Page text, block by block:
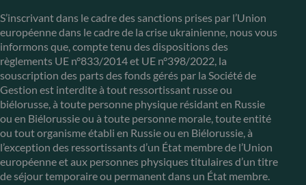
S’inscrivant dans le cadre des sanctions prises par l’Union
européenne dans le cadre de la crise ukrainienne, nous vous
informons que, compte tenu des dispositions des
règlements UE n°833/2014 et UE n°398/2022, la
souscription des parts des fonds gérés par la Société de
Gestion est interdite à tout ressortissant russe ou
biélorusse, à toute personne physique résidant en Russie
ou en Biélorussie ou à toute personne morale, toute entité
ou tout organisme établi en Russie ou en Biélorussie, à
l’exception des ressortissants d’un État membre de l’Union
européenne et aux personnes physiques titulaires d’un titre
de séjour temporaire ou permanent dans un État membre.